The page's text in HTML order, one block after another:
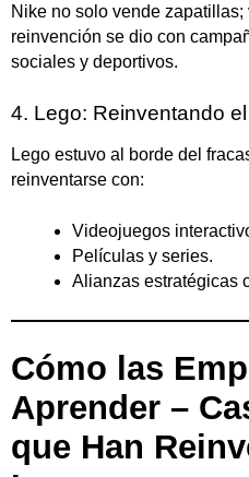
Nike no solo vende
reinvención se dio con
sociales y deportivos.
4. Lego: Reinventando
Lego estuvo al borde del
reinventarse con:
Videojuegos
Películas y series.
Alianzas estratégicas
Cómo las
Aprender –
que Han